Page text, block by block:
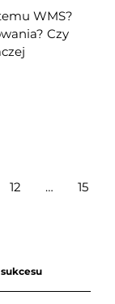
WMS?
Czy
12 …
15